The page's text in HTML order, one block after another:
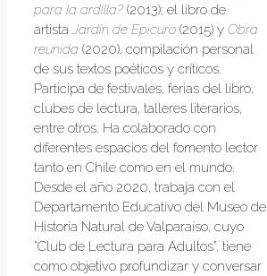
para la ardilla? (2013); el libro de
artistaJardín de Epicuro (2015) y Obra
reunida (2020), compilación personal
de sus textos poéticos y críticos.
Participa de festivales, ferias del libro,
clubes de lectura, talleres literarios,
entre otros. Ha colaborado con
diferentes espacios del fomento lector
tanto en Chile como en el mundo.
Desde el año 2020, trabaja con el
Departamento Educativo del Museo de
Historia Natural de Valparaíso, cuyo
“Club de Lectura para Adultos”, tiene
como objetivo profundizar y conversar